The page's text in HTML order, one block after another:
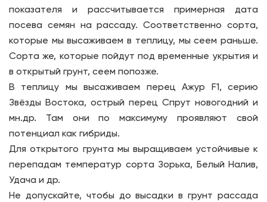
показателя и рассчитывается примерная дата
посева семян на рассаду. Соответственно сорта,
которые мы высаживаем в теплицу, мы сеем раньше.
Сорта же, которые пойдут под временные укрытия и
в открытый грунт, сеем попозже.
В теплицу мы высаживаем перец Ажур F1, серию
Звёзды Востока, острый перец Спрут новогодний и
мн.др. Там они по максимуму проявляют свой
потенциал как гибриды.
Для открытого грунта мы выращиваем устойчивые к
перепадам температур сорта Зорька, Белый Налив,
Удача и др.
Не допускайте, чтобы до высадки в грунт рассада